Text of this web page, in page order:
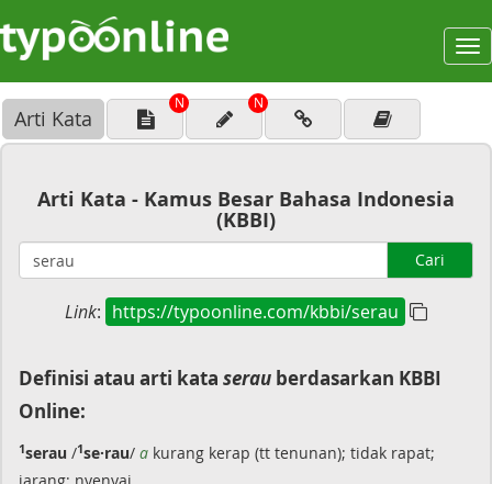
Arti Kata
N N
Arti Kata - Kamus Besar Bahasa Indonesia
(KBBI)
Cari
Link: https://typoonline.com/kbbi/serau
Definisi atau arti kata serau berdasarkan KBBI
Online:
1serau /1se·rau/ a kurang kerap (tt tenunan); tidak rapat;